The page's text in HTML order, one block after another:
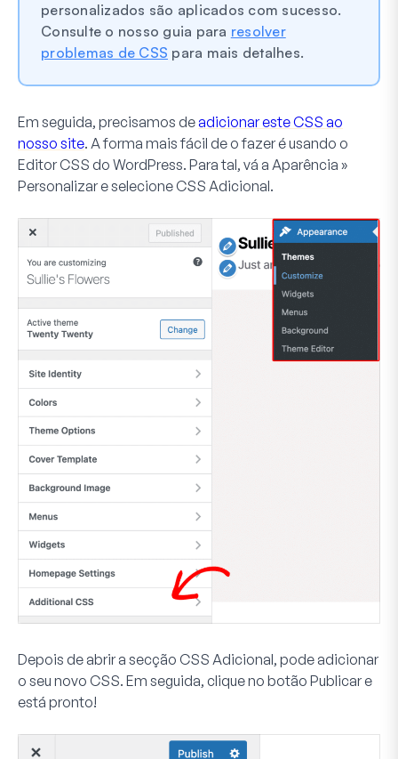
personalizados são aplicados com sucesso.
Consulte o nosso guia para resolver
problemas de CSS para mais detalhes.
Em seguida, precisamos deadicionar este CSS ao
nosso site. A forma mais fácil de o fazer é usando o
Editor CSS do WordPress. Para tal, vá a Aparência »
Personalizare selecione CSS Adicional.
Depois de abrir a secção CSS Adicional, pode adicionar
o seu novo CSS. Em seguida, clique no botão Publicare
está pronto!